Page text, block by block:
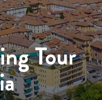
Tour